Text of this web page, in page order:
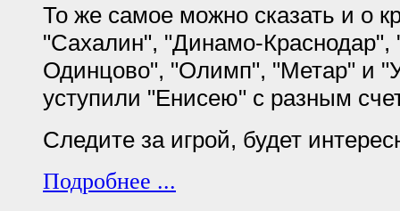
То же самое можно сказать и о
"Сахалин", "Динамо-Краснодар",
Одинцово", "Олимп", "Метар" и
уступили "Енисею" с разным
Следите за игрой, будет
Подробнее ...